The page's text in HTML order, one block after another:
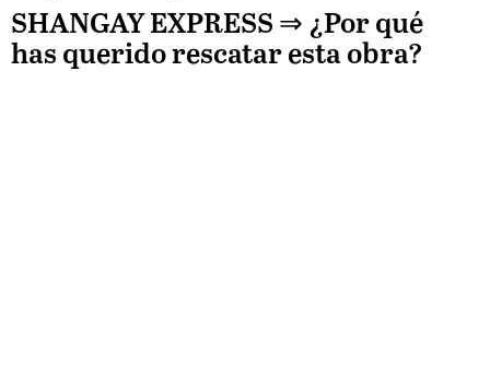
SHANGAY EXPRESS ⇒ ¿Por qué
has querido rescatar esta obra?